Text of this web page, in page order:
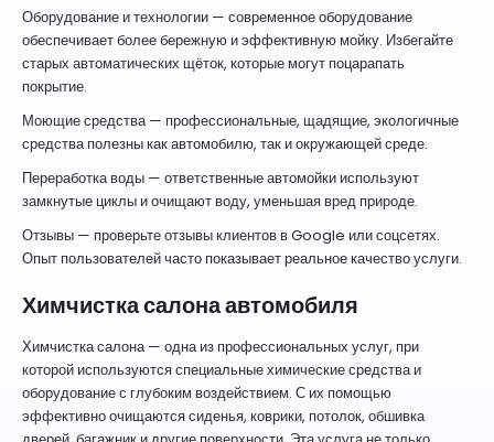
Оборудование и технологии — современное оборудование
обеспечивает более бережную и эффективную мойку. Избегайте
старых автоматических щёток, которые могут поцарапать
покрытие.
Моющие средства — профессиональные, щадящие, экологичные
средства полезны как автомобилю, так и окружающей среде.
Переработка воды — ответственные автомойки используют
замкнутые циклы и очищают воду, уменьшая вред природе.
Отзывы — проверьте отзывы клиентов в Google или соцсетях.
Опыт пользователей часто показывает реальное качество услуги.
Химчистка салона автомобиля
Химчистка салона — одна из профессиональных услуг, при
которой используются специальные химические средства и
оборудование с глубоким воздействием. С их помощью
эффективно очищаются сиденья, коврики, потолок, обшивка